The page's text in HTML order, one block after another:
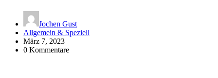
Jochen Gust
Allgemein & Speziell
März 7, 2023
0 Kommentare